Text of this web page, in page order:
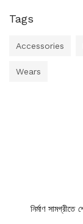
Tags
Accessories
Wears
নির্মাণ সামগ্রীতে